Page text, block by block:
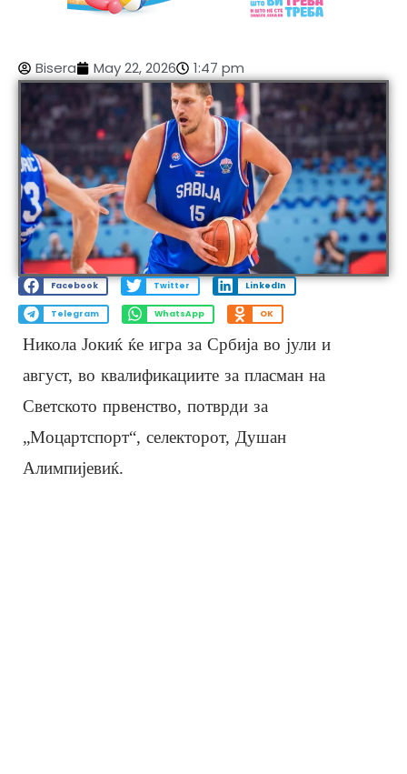
Bisera May 22, 2026 1:47 pm
Facebook Twitter LinkedIn
Telegram WhatsApp OK
Никола Јокиќ ќе игра за Србија во јули и
август, во квалификациите за пласман на
Светското првенство, потврди за
„Моцартспорт“, селекторот, Душан
Алимпијевиќ.